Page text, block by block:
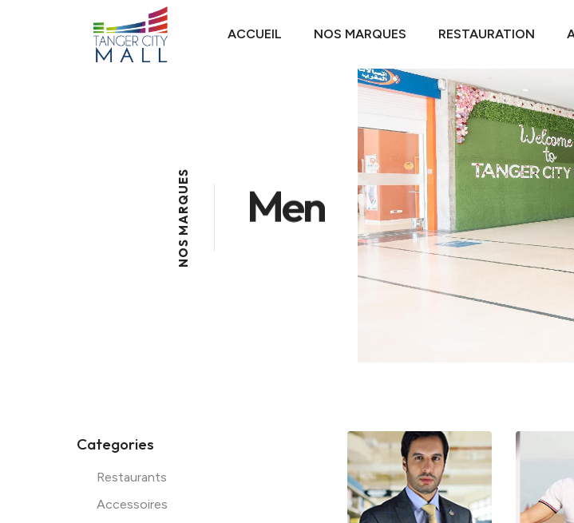
ACCUEIL NOS MARQUES RESTAURATION
N
O
S
M
A
R
Q
U
E
S
Men
Categories
Restaurants
Accessoires